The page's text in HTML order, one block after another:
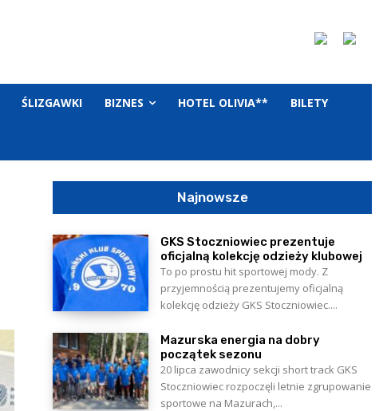
ŚLIZGAWKI BIZNES HOTEL OLIVIA** BILETY
Najnowsze
GKS Stoczniowiec prezentuje
oficjalną kolekcję odzieży klubowej
To po prostu hit sportowej mody. Z
przyjemnością prezentujemy oficjalną
kolekcję odzieży GKS Stoczniowiec....
Mazurska energia na dobry
początek sezonu
20 lipca zawodnicy sekcji short track GKS
Stoczniowiec rozpoczęli letnie zgrupowanie
sportowe na Mazurach,...